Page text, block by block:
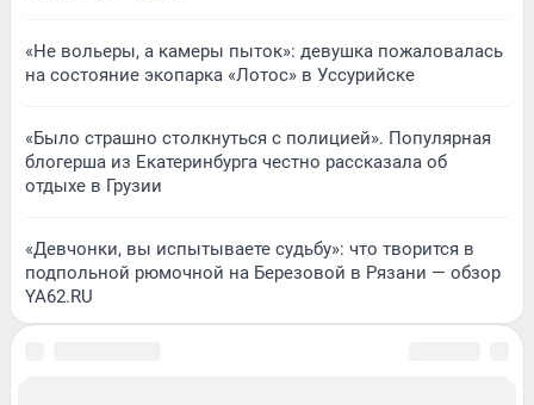
«Не вольеры, а камеры пыток»: девушка пожаловалась
на состояние экопарка «Лотос» в Уссурийске
«Было страшно столкнуться с полицией». Популярная
блогерша из Екатеринбурга честно рассказала об
отдыхе в Грузии
«Девчонки, вы испытываете судьбу»: что творится в
подпольной рюмочной на Березовой в Рязани — обзор
YA62.RU